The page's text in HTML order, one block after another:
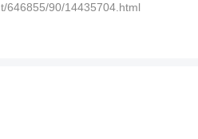
646855/90/14435704.html